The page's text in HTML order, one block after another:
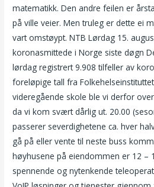
matematikk. Den andre feilen er
på ville veier. Men truleg er dette ei
vart omstøypt. NTB Lørdag 15.
koronasmittede i Norge siste døgn
lørdag registrert 9.908 tilfeller av
foreløpige tall fra
videregående skole ble vi derfor
da vi kom svært dårlig ut. 20.00
passerer severdighetene ca. hver
gå på eller vente til neste buss
høyhusene på eiendommen er 12 –
spennende og nytenkende